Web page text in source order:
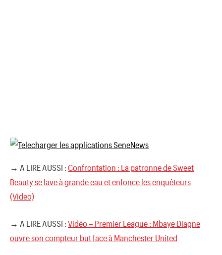
→ A LIRE AUSSI : Confrontation : La patronne de Sweet
Beauty se lave à grande eau et enfonce les enquêteurs
(Video)
→ A LIRE AUSSI : Vidéo – Premier League : Mbaye Diagne
ouvre son compteur but face à Manchester United